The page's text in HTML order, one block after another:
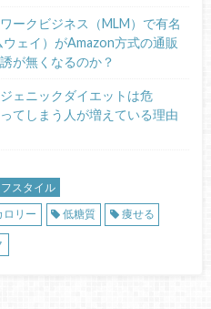
ワークビジネス（MLM）で有名
ェイ）がAmazon方式の通販
が無くなるのか？
ェニックダイエットは危
てしまう人が増えている理由
スタイル
ロリー 低糖質 痩せる